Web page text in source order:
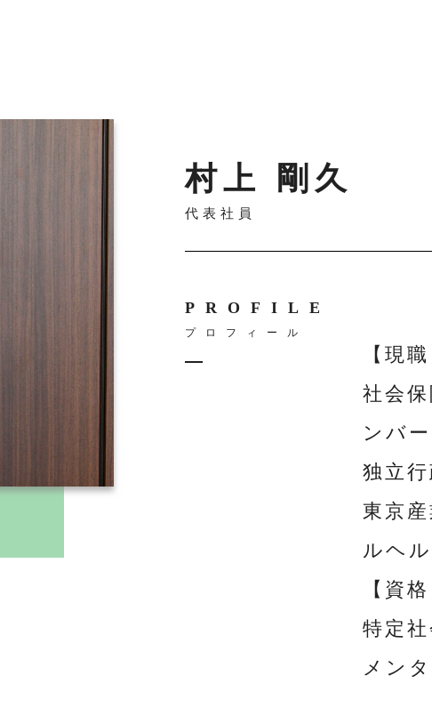
村上 剛久
代表社員
PROFILE
プロフィール
【現
社会
ンバ
独立
東京
ルヘ
【資
特定
メン